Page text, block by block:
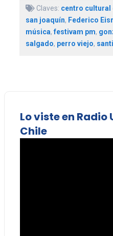
Claves: centro cultural
san joaquín, Federico
música,festivam pm,
salgado, perro viejo,
Lo viste en
Chile